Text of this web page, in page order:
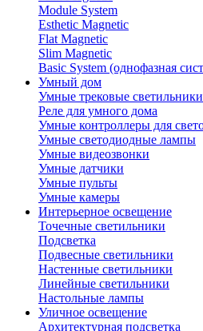
Module System
Esthetic Magnetic
Flat Magnetic
Slim Magnetic
Basic System (однофазная
Умный дом
Умные трековые
Реле для умного дома
Умные контроллеры для
Умные светодиодные лампы
Умные видеозвонки
Умные датчики
Умные пульты
Умные камеры
Интерьерное освещение
Точечные светильники
Подсветка
Подвесные светильники
Настенные светильники
Линейные светильники
Настольные лампы
Уличное освещение
Архитектурная подсветка